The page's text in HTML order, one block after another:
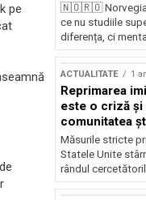
pe
🇳🇴🇷🇴 Norvegia
ce nu studiile
diferența, ci
ACTUALITATE 1
Reprimarea
este o criză și
comunitatea
Măsurile stricte
Statele Unite
rândul